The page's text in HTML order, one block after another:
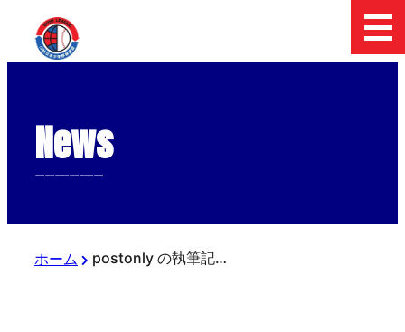
News
--------------
ホーム postonly の執筆記事